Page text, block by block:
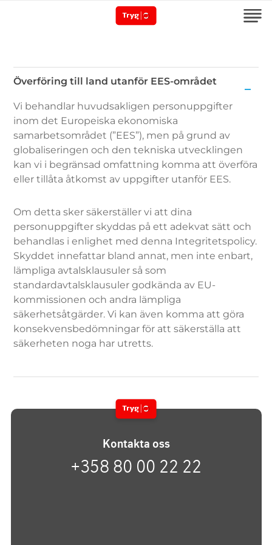
Överföring till land utanför EES-området
Överföring
till
land
utanför
EES-
området
Vi behandlar huvudsakligen personuppgifter
inom det Europeiska ekonomiska
samarbetsområdet (”EES”), men på grund av
globaliseringen och den tekniska utvecklingen
kan vi i begränsad omfattning komma att överföra
eller tillåta åtkomst av uppgifter utanför EES.
Om detta sker säkerställer vi att dina
personuppgifter skyddas på ett adekvat sätt och
behandlas i enlighet med denna Integritetspolicy.
Skyddet innefattar bland annat, men inte enbart,
lämpliga avtalsklausuler så som
standardavtalsklausuler godkända av EU-
kommissionen och andra lämpliga
säkerhetsåtgärder. Vi kan även komma att göra
konsekvensbedömningar för att säkerställa att
säkerheten noga har utretts.
Kontakta oss
+358 80 00 22 22